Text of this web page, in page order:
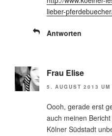
lieber-
Antworten
Frau Elise
5. AUGUST 2013
Oooh, gerade erst
auch meinen
Kölner Südstadt